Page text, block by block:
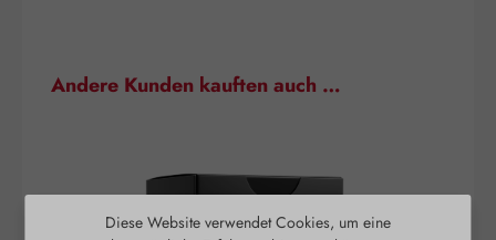
Produktgalerie überspringen
Andere Kunden kauften auch …
Diese Website verwendet Cookies, um eine